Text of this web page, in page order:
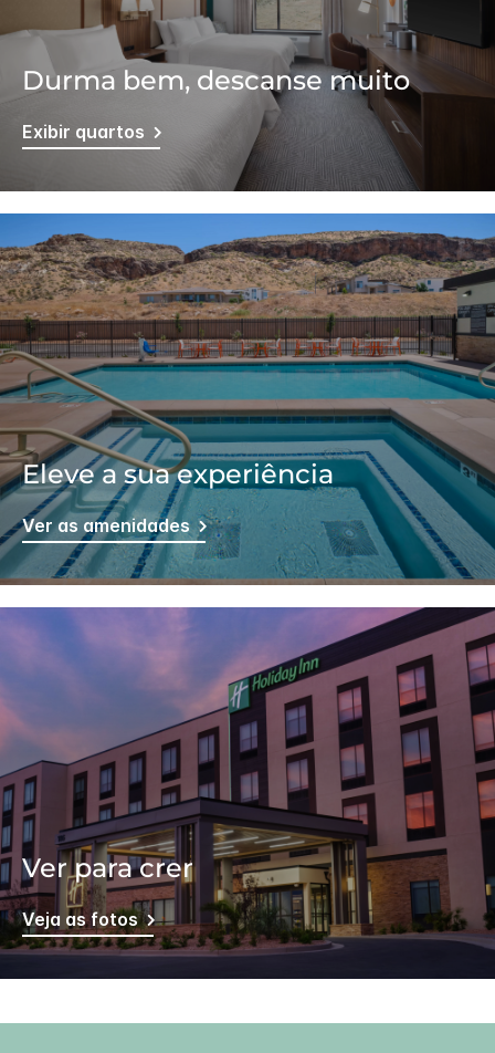
Durma bem, descanse muito
Exibir quartos
Eleve a sua experiência
Ver as amenidades
Ver para crer
Veja as fotos